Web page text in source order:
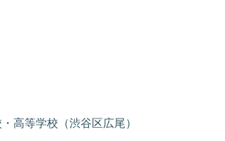
高等学校（渋谷区広尾）